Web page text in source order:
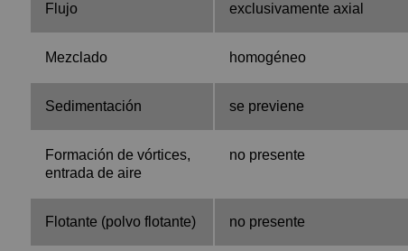
Flujo exclusivamente axial
Mezclado homogéneo
Sedimentación se previene
Formación de vórtices,
entrada de aire
no presente
Flotante (polvo flotante) no presente